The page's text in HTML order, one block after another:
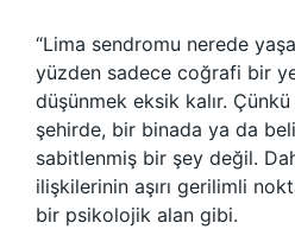
“Lima sendromu nerede
yüzden sadece coğrafi bir
düşünmek eksik kalır.
şehirde, bir binada ya da
sabitlenmiş bir şey değil.
ilişkilerinin aşırı gerilimli
bir psikolojik alan gibi.